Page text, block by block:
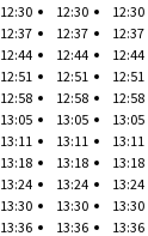
12:30
12:37
12:44
12:51
12:58
13:05
13:11
13:18
13:24
13:30
13:36
12:30
12:37
12:44
12:51
12:58
13:05
13:11
13:18
13:24
13:30
13:36
12:30
12:37
12:44
12:51
12:58
13:05
13:11
13:18
13:24
13:30
13:36